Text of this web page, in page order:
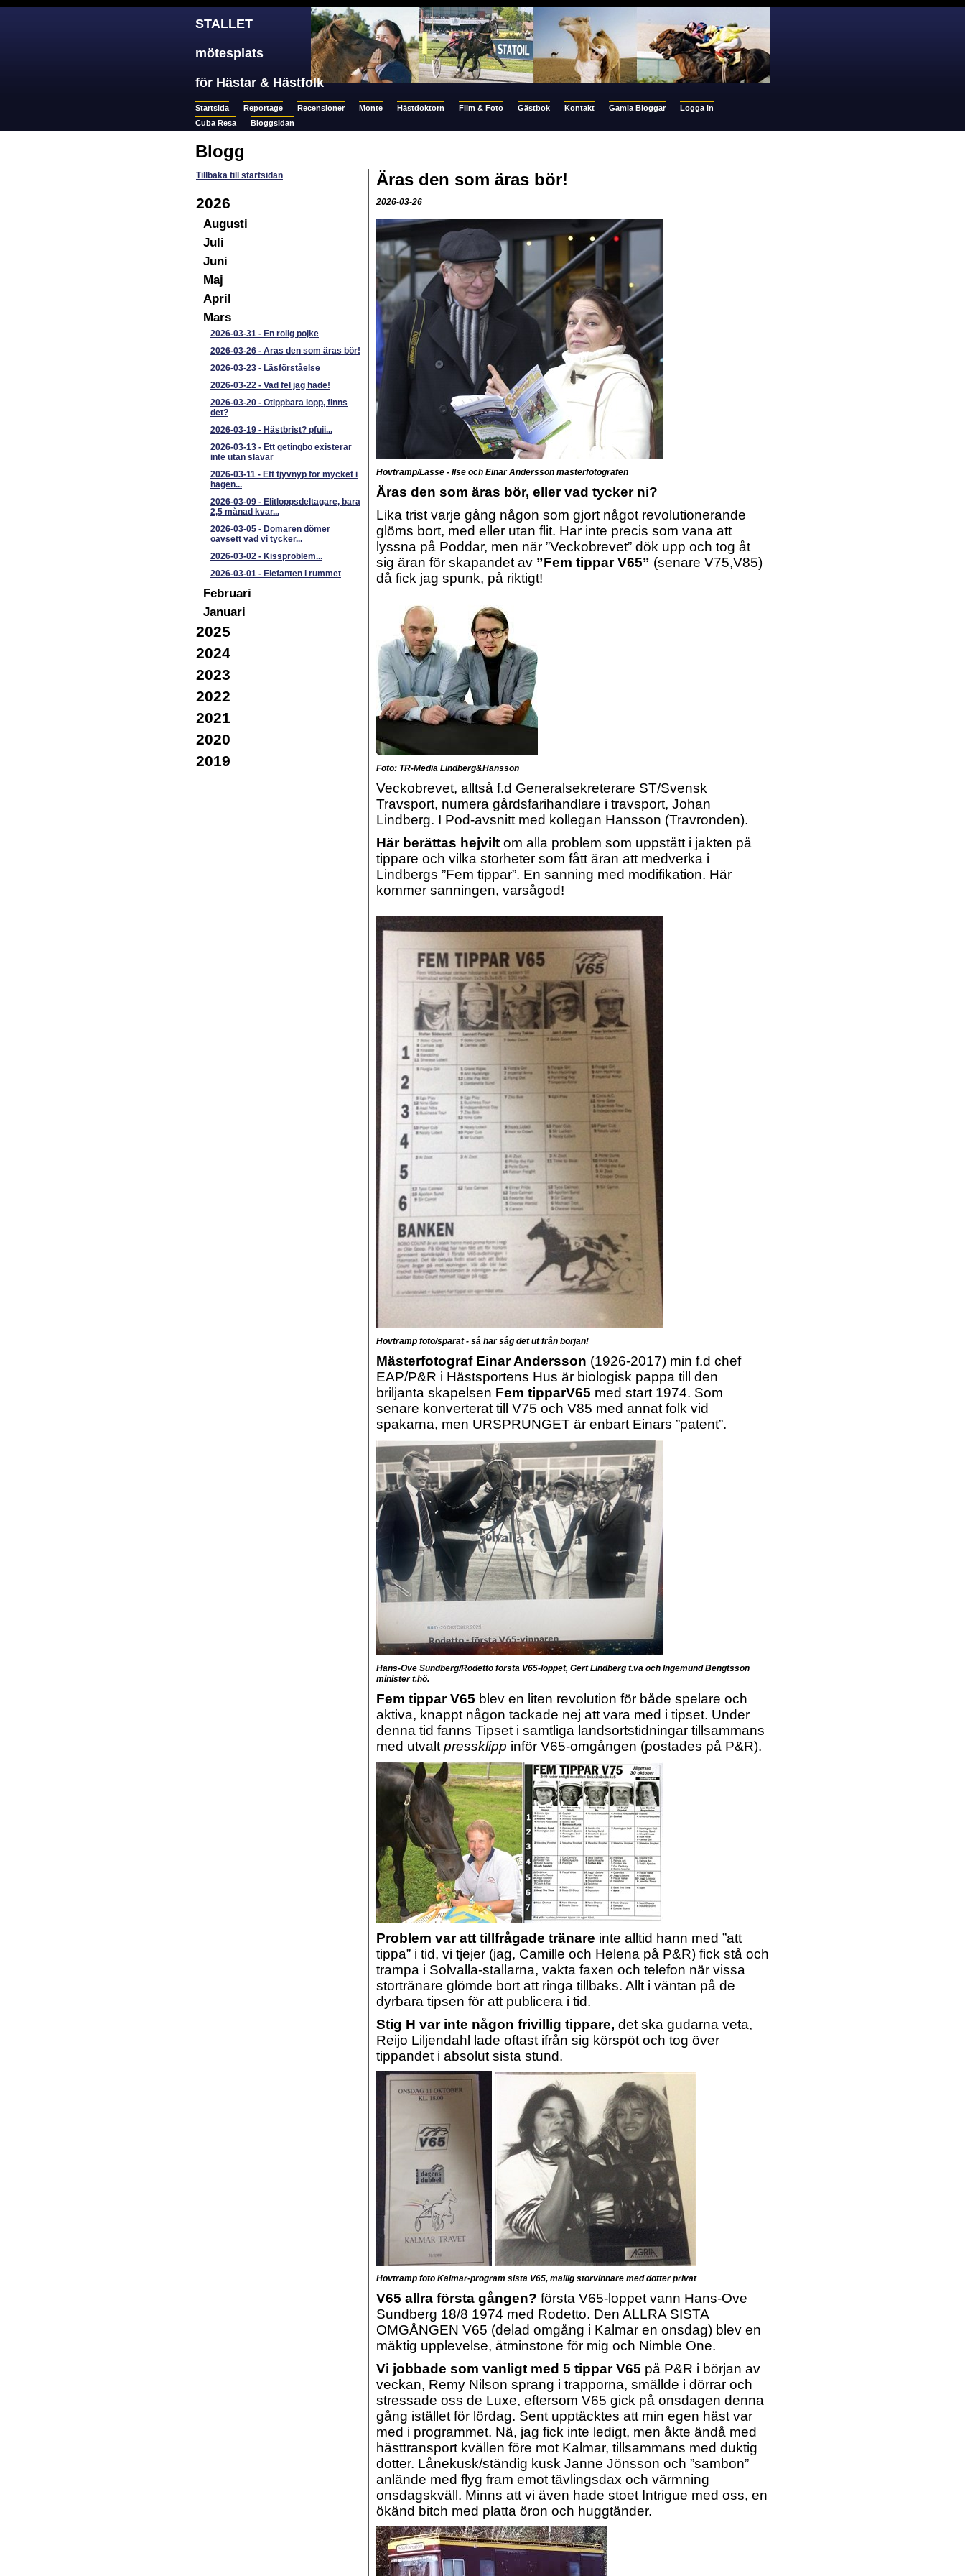
STALLET
mötesplats
för Hästar & Hästfolk
Startsida Reportage Recensioner Monte Hästdoktorn Film & Foto Gästbok Kontakt Gamla Bloggar
Logga in
Cuba Resa
Bloggsidan
Blogg
Tillbaka till startsidan
2026
Augusti
Juli
Juni
Maj
April
Mars
2026-03-31 - En rolig pojke
2026-03-26 - Äras den som äras bör!
2026-03-23 - Läsförståelse
2026-03-22 - Vad fel jag hade!
2026-03-20 - Otippbara lopp, finns
det?
2026-03-19 - Hästbrist? pfuii...
2026-03-13 - Ett getingbo existerar
inte utan slavar
2026-03-11 - Ett tjyvnyp för mycket i
hagen...
2026-03-09 - Elitloppsdeltagare, bara
2,5 månad kvar...
2026-03-05 - Domaren dömer
oavsett vad vi tycker...
2026-03-02 - Kissproblem...
2026-03-01 - Elefanten i rummet
Februari
Januari
2025
2024
2023
2022
2021
2020
2019
Äras den som äras bör!
2026-03-26
Hovtramp/Lasse - Ilse och Einar Andersson mästerfotografen
Äras den som äras bör, eller vad tycker ni?
Lika trist varje gång någon som gjort något revolutionerande
glöms bort, med eller utan flit. Har inte precis som vana att
lyssna på Poddar, men när ”Veckobrevet” dök upp och tog åt
sig äran för skapandet av ”Fem tippar V65” (senare V75,V85)
då fick jag spunk, på riktigt!
Foto: TR-Media Lindberg&Hansson
Veckobrevet, alltså f.d Generalsekreterare ST/Svensk
Travsport, numera gårdsfarihandlare i travsport, Johan
Lindberg. I Pod-avsnitt med kollegan Hansson (Travronden).
Här berättas hejvilt om alla problem som uppstått i jakten på
tippare och vilka storheter som fått äran att medverka i
Lindbergs ”Fem tippar”. En sanning med modifikation. Här
kommer sanningen, varsågod!
Hovtramp foto/sparat - så här såg det ut från början!
Mästerfotograf Einar Andersson (1926-2017) min f.d chef
EAP/P&R i Hästsportens Hus är biologisk pappa till den
briljanta skapelsen Fem tipparV65 med start 1974. Som
senare konverterat till V75 och V85 med annat folk vid
spakarna, men URSPRUNGET är enbart Einars ”patent”.
Hans-Ove Sundberg/Rodetto första V65-loppet, Gert Lindberg t.vä och Ingemund Bengtsson
minister t.hö.
Fem tippar V65 blev en liten revolution för både spelare och
aktiva, knappt någon tackade nej att vara med i tipset. Under
denna tid fanns Tipset i samtliga landsortstidningar tillsammans
med utvalt pressklipp inför V65-omgången (postades på P&R).
Problem var att tillfrågade tränare inte alltid hann med ”att
tippa” i tid, vi tjejer (jag, Camille och Helena på P&R) fick stå och
trampa i Solvalla-stallarna, vakta faxen och telefon när vissa
stortränare glömde bort att ringa tillbaks. Allt i väntan på de
dyrbara tipsen för att publicera i tid.
Stig H var inte någon frivillig tippare, det ska gudarna veta,
Reijo Liljendahl lade oftast ifrån sig körspöt och tog över
tippandet i absolut sista stund.
Hovtramp foto Kalmar-program sista V65, mallig storvinnare med dotter privat
V65 allra första gången? första V65-loppet vann Hans-Ove
Sundberg 18/8 1974 med Rodetto. Den ALLRA SISTA
OMGÅNGEN V65 (delad omgång i Kalmar en onsdag) blev en
mäktig upplevelse, åtminstone för mig och Nimble One.
Vi jobbade som vanligt med 5 tippar V65 på P&R i början av
veckan, Remy Nilson sprang i trapporna, smällde i dörrar och
stressade oss de Luxe, eftersom V65 gick på onsdagen denna
gång istället för lördag. Sent upptäcktes att min egen häst var
med i programmet. Nä, jag fick inte ledigt, men åkte ändå med
hästtransport kvällen före mot Kalmar, tillsammans med duktig
dotter. Lånekusk/ständig kusk Janne Jönsson och ”sambon”
anlände med flyg fram emot tävlingsdax och värmning
onsdagskväll. Minns att vi även hade stoet Intrigue med oss, en
ökänd bitch med platta öron och huggtänder.